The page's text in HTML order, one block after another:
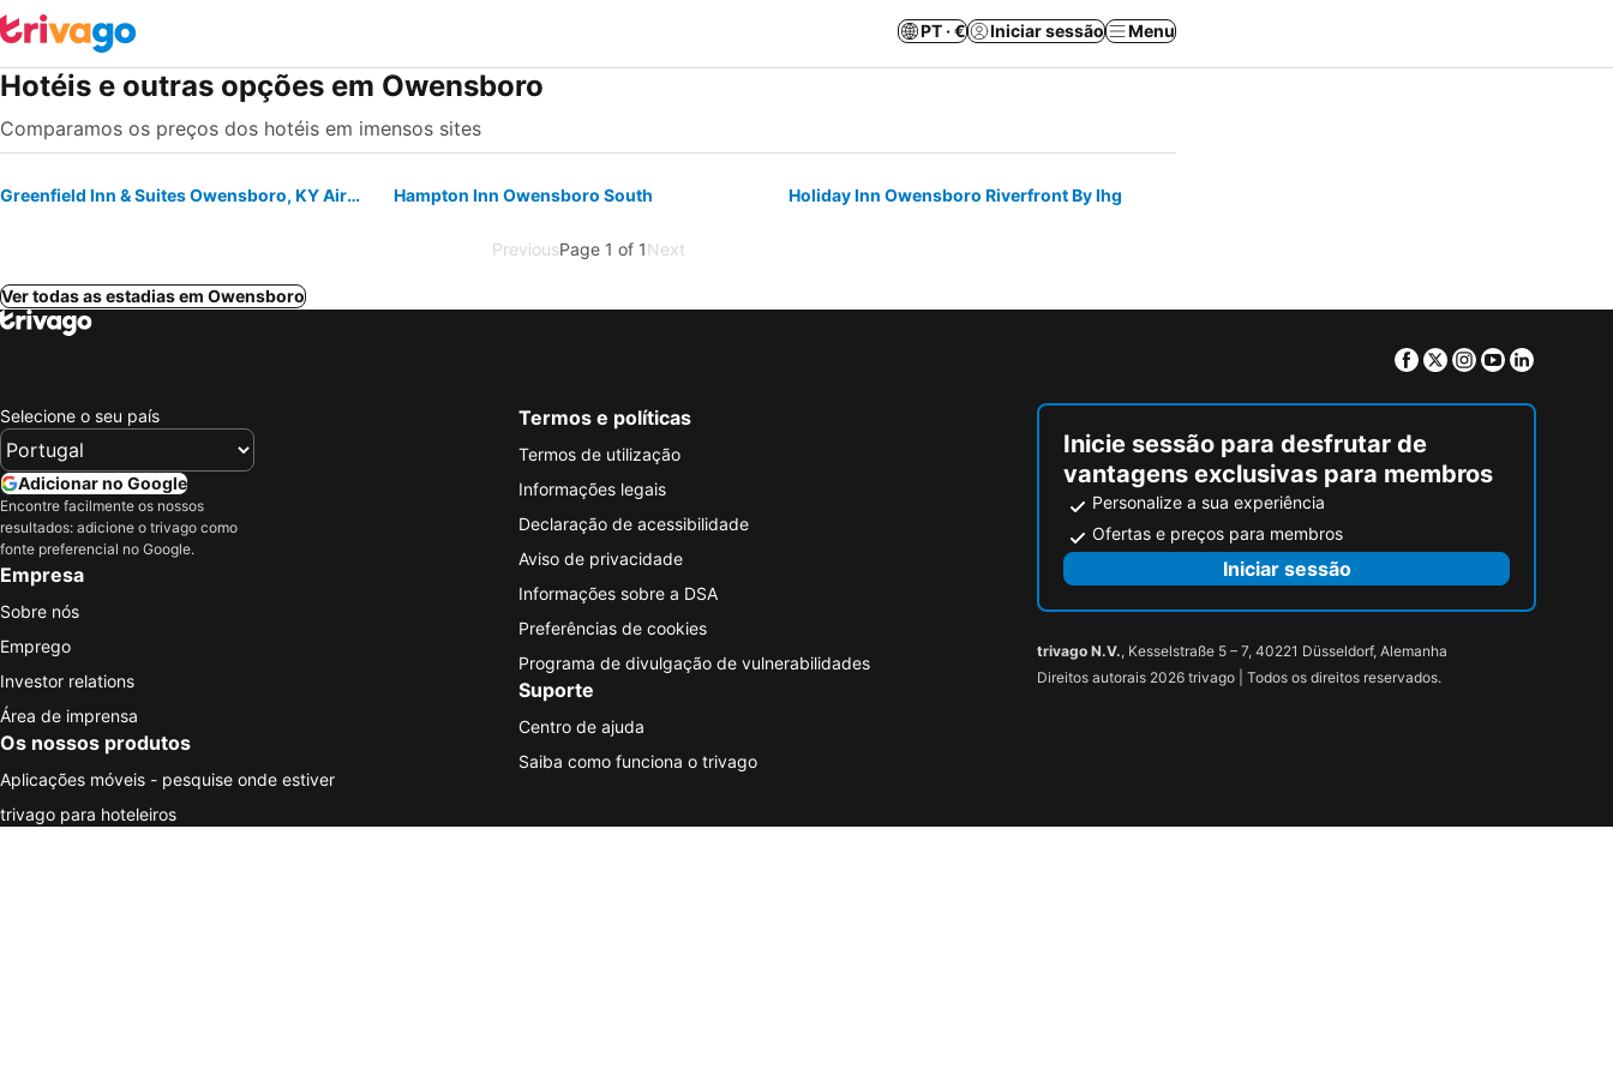
PT · € Iniciar sessão Menu
Hotéis e outras opções em Owensboro
Comparamos os preços dos hotéis em imensos sites
Greenfield Inn & Suites Owensboro, KY Airport Hampton Inn Owensboro South Holiday Inn Owensboro Riverfront By Ihg
PreviousPage 1 of 1Next
Ver todas as estadias em Owensboro
Facebook
TwitterInstagram
Youtube
Selecione o seu país
Adicionar no Google
Encontre facilmente os nossos
resultados: adicione o trivago como
fonte preferencial no Google.
Empresa
Sobre nós
Emprego
Investor relations
Área de imprensa
Os nossos produtos
Aplicações móveis - pesquise onde estiver
trivago para hoteleiros
Termos e políticas
Termos de utilização
Informações legais
Declaração de acessibilidade
Aviso de privacidade
Informações sobre a DSA
Preferências de cookies
Programa de divulgação de vulnerabilidades
Suporte
Centro de ajuda
Saiba como funciona o trivago
Inicie sessão para desfrutar de
vantagens exclusivas para membros
Personalize a sua experiência
Ofertas e preços para membros
Iniciar sessão
trivago N.V., Kesselstraße 5 – 7, 40221 Düsseldorf, Alemanha
Direitos autorais 2026 trivago | Todos os direitos reservados.